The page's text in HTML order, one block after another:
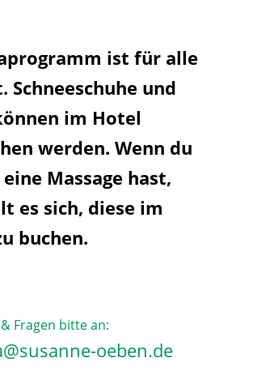
ist für alle
Schneeschuhe und
im Hotel
werden. Wenn du
Massage hast,
es sich, diese im
buchen.
Fragen bitte an:
oeben.de